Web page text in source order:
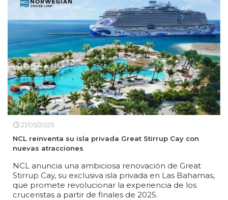
21/05/2025
NCL reinventa su isla privada Great Stirrup Cay con
nuevas atracciones
NCL anuncia una ambiciosa renovación de Great
Stirrup Cay, su exclusiva isla privada en Las Bahamas,
que promete revolucionar la experiencia de los
cruceristas a partir de finales de 2025.